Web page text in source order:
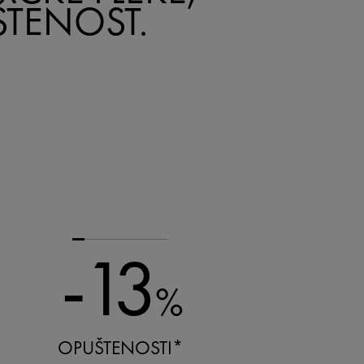
-13%
OPUŠTENOSTI*